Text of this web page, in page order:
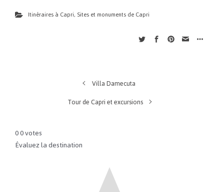
Itinéraires à Capri, Sites et monuments de Capri
Villa Damecuta
Tour de Capri et excursions
00votes
Évaluez la destination